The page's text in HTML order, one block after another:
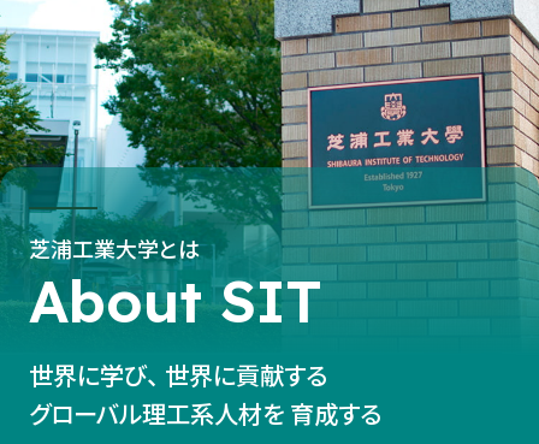
芝浦工業大学とは
About SIT
世界に学び、 世界に貢献する
グローバル理工系人材を 育成する